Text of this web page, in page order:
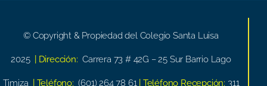
© Copyright & Propiedad del Colegio Santa Luisa
2025 | Dirección: Carrera 73 # 42G – 25 Sur Barrio Lago
Timiza | Teléfono: (601) 264 78 61 | Teléfono Recepción: 311